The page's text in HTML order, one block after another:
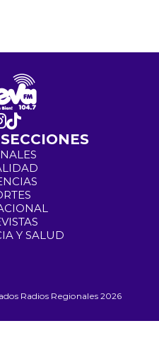
Y SALUD
Radios Regionales 2026